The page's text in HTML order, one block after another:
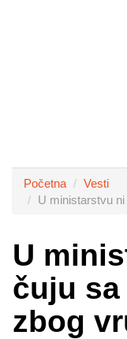
Početna
Vesti
U ministarstvu
U
čuju
zbog